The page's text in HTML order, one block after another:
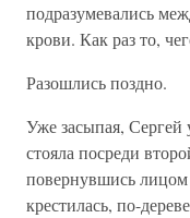
подразумевались
крови. Как раз то,
Разошлись поздно.
Уже засыпая,
стояла посреди
повернувшись лицом
крестилась, по-